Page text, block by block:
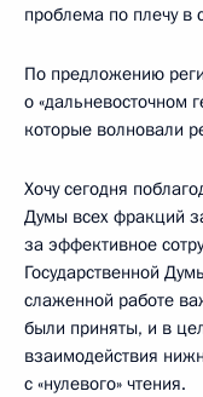
проблема по плечу в
По предложению
о «дальневосточном
которые волновали
Хочу сегодня
Думы всех фракций
за эффективное
Государственной
слаженной работе
были приняты, и в
взаимодействия
с «нулевого» чтения.